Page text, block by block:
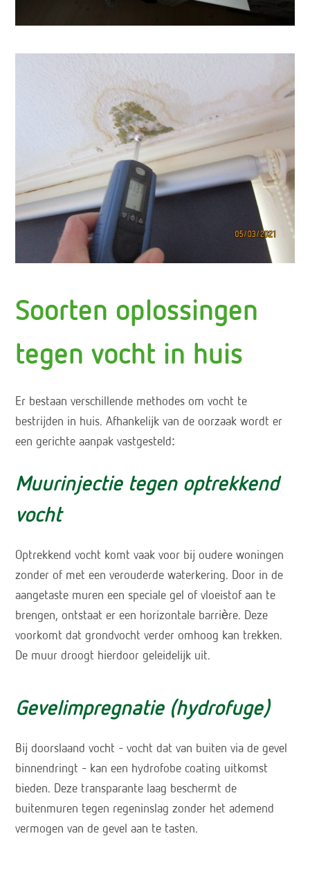
Soorten oplossingen
tegen vocht in huis
Er bestaan verschillende methodes om vocht te
bestrijden in huis. Afhankelijk van de oorzaak wordt er
een gerichte aanpak vastgesteld:
Muurinjectie tegen optrekkend
vocht
Optrekkend vocht komt vaak voor bij oudere woningen
zonder of met een verouderde waterkering. Door in de
aangetaste muren een speciale gel of vloeistof aan te
brengen, ontstaat er een horizontale barrière. Deze
voorkomt dat grondvocht verder omhoog kan trekken.
De muur droogt hierdoor geleidelijk uit.
Gevelimpregnatie (hydrofuge)
Bij doorslaand vocht – vocht dat van buiten via de gevel
binnendringt – kan een hydrofobe coating uitkomst
bieden. Deze transparante laag beschermt de
buitenmuren tegen regeninslag zonder het ademend
vermogen van de gevel aan te tasten.